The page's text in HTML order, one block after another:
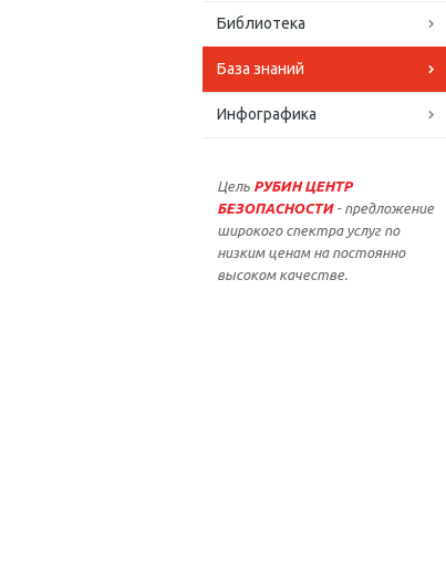
Библиотека
База знаний
Инфографика
Цель РУБИН ЦЕНТР
БЕЗОПАСНОСТИ - предложение
широкого спектра услуг по
низким ценам на постоянно
высоком качестве.